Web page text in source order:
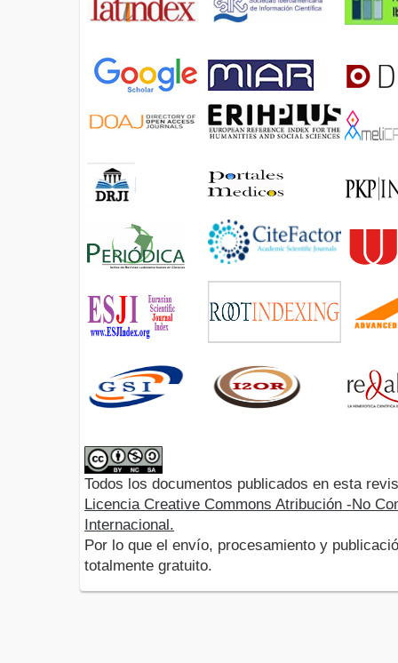
Todos los documentos publicados en esta
Licencia Creative Commons Atribución -No
Internacional.
Por lo que el envío, procesamiento y
totalmente gratuito.